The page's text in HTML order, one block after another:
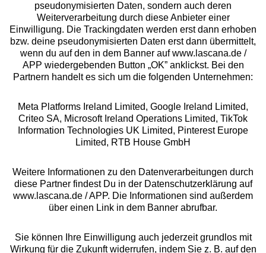
Über uns
Rechtliches
Alle Preise inkl. MwSt., zzgl.
Versandkosten
** Bonität vorausgesetzt, berechtigt zur Bonitätsprüfung
pseudonymisierten Daten, sondern auch deren
Weiterverarbeitung durch diese Anbieter einer
Einwilligung. Die Trackingdaten werden erst dann erhoben
bzw. deine pseudonymisierten Daten erst dann übermittelt,
wenn du auf den in dem Banner auf www.lascana.de /
APP wiedergebenden Button „OK” anklickst. Bei den
Partnern handelt es sich um die folgenden Unternehmen:
Meta Platforms Ireland Limited, Google Ireland Limited,
Criteo SA, Microsoft Ireland Operations Limited, TikTok
Information Technologies UK Limited, Pinterest Europe
Limited, RTB House GmbH
Weitere Informationen zu den Datenverarbeitungen durch
diese Partner findest Du in der Datenschutzerklärung auf
www.lascana.de / APP. Die Informationen sind außerdem
über einen Link in dem Banner abrufbar.
Sie können Ihre Einwilligung auch jederzeit grundlos mit
Wirkung für die Zukunft widerrufen, indem Sie z. B. auf den